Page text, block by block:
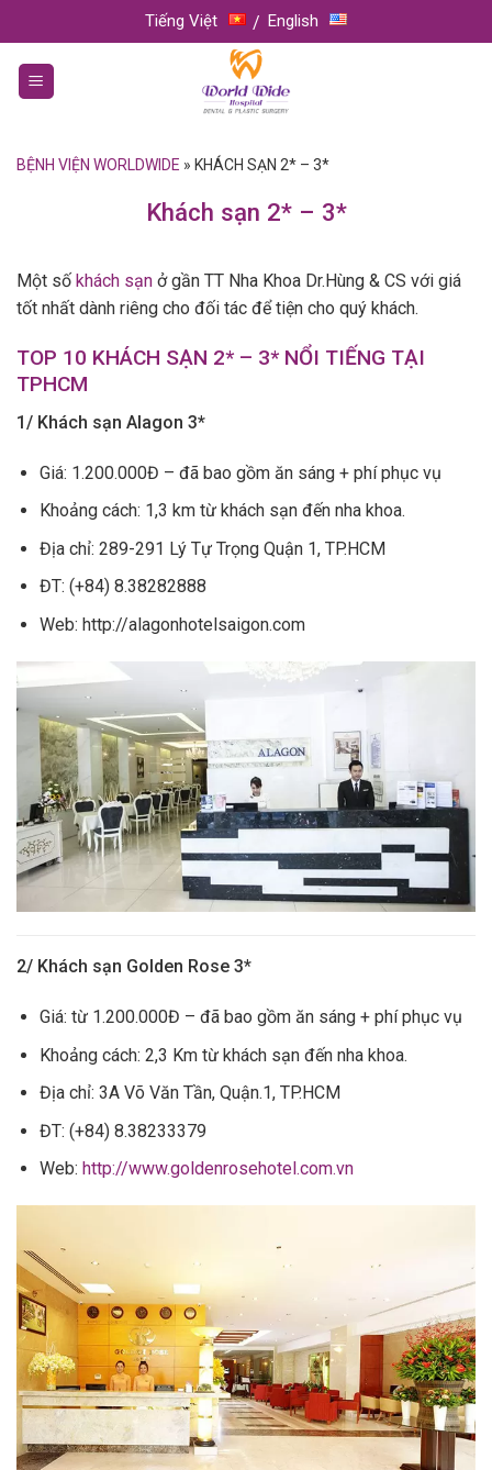
to
content
Tiếng Việt English
BỆNH VIỆN WORLDWIDE » KHÁCH SẠN 2* – 3*
Khách sạn 2* – 3*
Một số khách sạn ở gần TT Nha Khoa Dr.Hùng & CS với giá
tốt nhất dành riêng cho đối tác để tiện cho quý khách.
TOP 10 KHÁCH SẠN 2* – 3* NỔI TIẾNG TẠI
TPHCM
1/ Khách sạn Alagon 3*
Giá: 1.200.000Đ – đã bao gồm ăn sáng + phí phục vụ
Khoảng cách: 1,3 km từ khách sạn đến nha khoa.
Địa chỉ: 289-291 Lý Tự Trọng Quận 1, TP.HCM
ĐT: (+84) 8.38282888
Web: http://alagonhotelsaigon.com
2/ Khách sạn Golden Rose 3*
Giá: từ 1.200.000Đ – đã bao gồm ăn sáng + phí phục vụ
Khoảng cách: 2,3 Km từ khách sạn đến nha khoa.
Địa chỉ: 3A Võ Văn Tần, Quận.1, TP.HCM
ĐT: (+84) 8.38233379
Web: http://www.goldenrosehotel.com.vn